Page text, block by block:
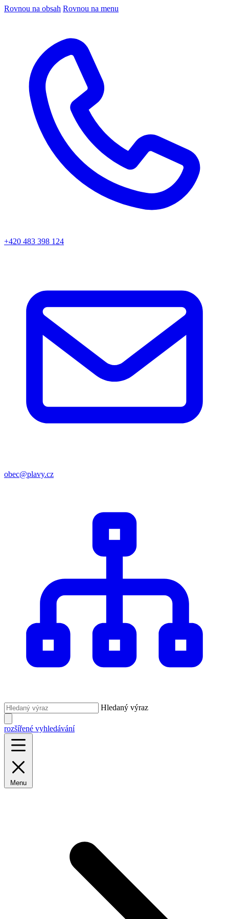
Rovnou na obsah Rovnou na menu
+420 483 398 124
obec@plavy.cz
Hledaný výraz
rozšířené vyhledávání
Menu